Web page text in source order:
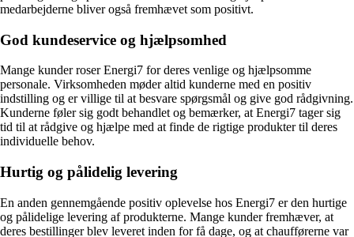
medarbejderne bliver også fremhævet som positivt.
God kundeservice og hjælpsomhed
Mange kunder roser Energi7 for deres venlige og hjælpsomme
personale. Virksomheden møder altid kunderne med en positiv
indstilling og er villige til at besvare spørgsmål og give god rådgivning.
Kunderne føler sig godt behandlet og bemærker, at Energi7 tager sig
tid til at rådgive og hjælpe med at finde de rigtige produkter til deres
individuelle behov.
Hurtig og pålidelig levering
En anden gennemgående positiv oplevelse hos Energi7 er den hurtige
og pålidelige levering af produkterne. Mange kunder fremhæver, at
deres bestillinger blev leveret inden for få dage, og at chaufførerne var